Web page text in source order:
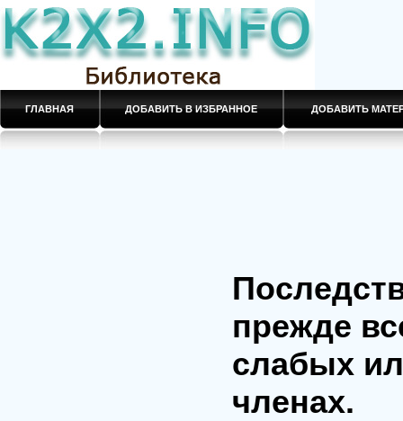
ГЛАВНАЯ ДОБАВИТЬ В ИЗБРАННОЕ ДОБАВИТЬ
прежде
слабых
членах.